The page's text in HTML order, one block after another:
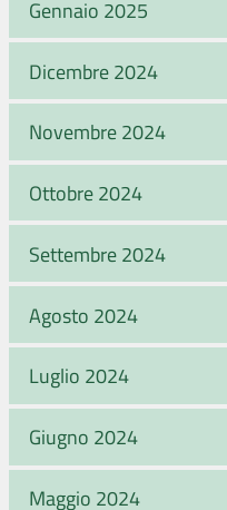
Gennaio 2025
Dicembre 2024
Novembre 2024
Ottobre 2024
Settembre 2024
Agosto 2024
Luglio 2024
Giugno 2024
Maggio 2024